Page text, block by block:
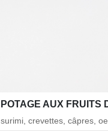
POTAGE AUX FRUITS
surimi, crevettes, câpres,